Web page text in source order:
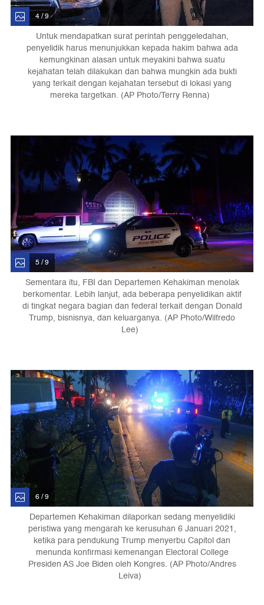
4 / 9
Untuk mendapatkan surat perintah penggeledahan,
penyelidik harus menunjukkan kepada hakim bahwa ada
kemungkinan alasan untuk meyakini bahwa suatu
kejahatan telah dilakukan dan bahwa mungkin ada bukti
yang terkait dengan kejahatan tersebut di lokasi yang
mereka targetkan. (AP Photo/Terry Renna)
5 / 9
Sementara itu, FBI dan Departemen Kehakiman menolak
berkomentar. Lebih lanjut, ada beberapa penyelidikan aktif
di tingkat negara bagian dan federal terkait dengan Donald
Trump, bisnisnya, dan keluarganya. (AP Photo/Wilfredo
Lee)
6 / 9
Departemen Kehakiman dilaporkan sedang menyelidiki
peristiwa yang mengarah ke kerusuhan 6 Januari 2021,
ketika para pendukung Trump menyerbu Capitol dan
menunda konfirmasi kemenangan Electoral College
Presiden AS Joe Biden oleh Kongres. (AP Photo/Andres
Leiva)